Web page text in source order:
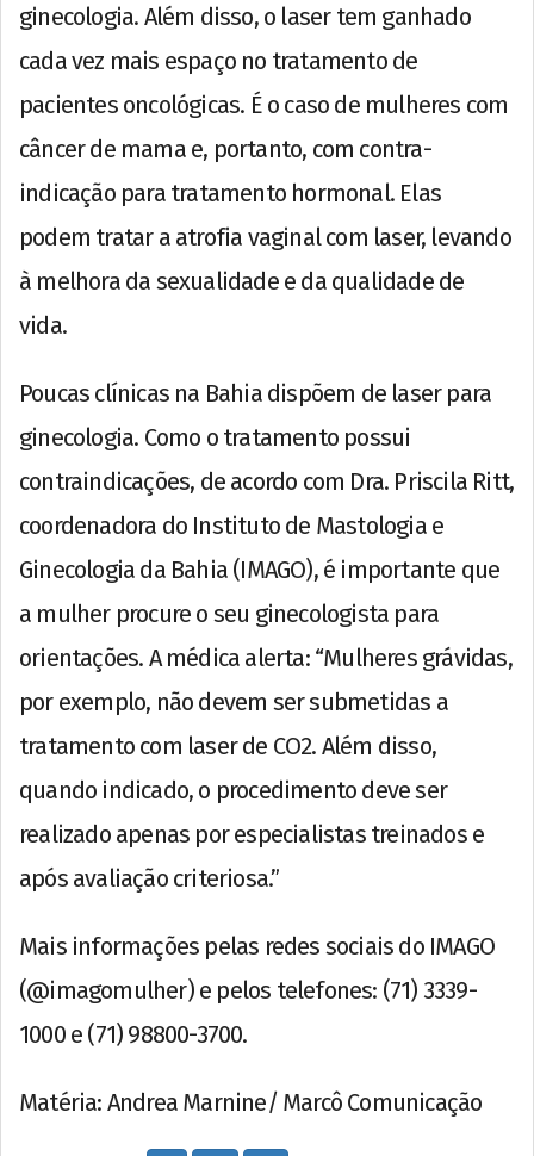
ginecologia. Além disso, o laser tem ganhado
cada vez mais espaço no tratamento de
pacientes oncológicas. É o caso de mulheres com
câncer de mama e, portanto, com contra-
indicação para tratamento hormonal. Elas
podem tratar a atrofia vaginal com laser, levando
à melhora da sexualidade e da qualidade de
vida.
Poucas clínicas na Bahia dispõem de laser para
ginecologia. Como o tratamento possui
contraindicações, de acordo com Dra. Priscila Ritt,
coordenadora do Instituto de Mastologia e
Ginecologia da Bahia (IMAGO), é importante que
a mulher procure o seu ginecologista para
orientações. A médica alerta: “Mulheres grávidas,
por exemplo, não devem ser submetidas a
tratamento com laser de CO2. Além disso,
quando indicado, o procedimento deve ser
realizado apenas por especialistas treinados e
após avaliação criteriosa.”
Mais informações pelas redes sociais do IMAGO
(@imagomulher) e pelos telefones: (71) 3339-
1000 e (71) 98800-3700.
Matéria: Andrea Marnine/ Marcô Comunicação